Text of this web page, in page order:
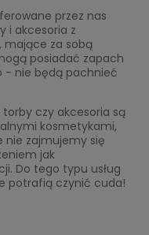
przez nas
i akcesoria z
mające za sobą
posiadać zapach
- nie będą pachnieć
czy akcesoria są
kosmetykami,
nie zajmujemy się
jak
Do tego typu usług
potrafią czynić cuda!